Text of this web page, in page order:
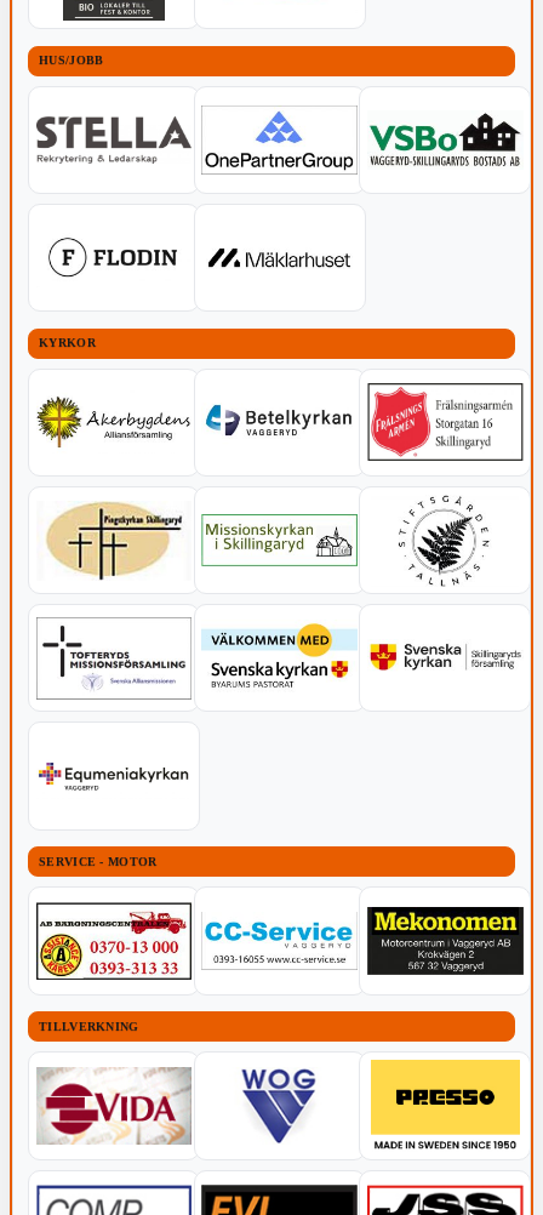
HUS/JOBB
KYRKOR
SERVICE - MOTOR
TILLVERKNING